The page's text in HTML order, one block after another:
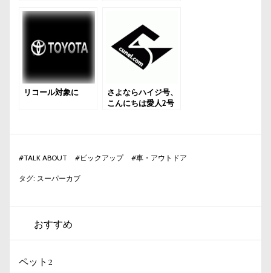
リコール対象に
さよならハイジ号、
こんにちは愛人2号
#TALK ABOUT #ピックアップ #車・アウトドア
タグ: スーパーカブ
おすすめ
ペット2